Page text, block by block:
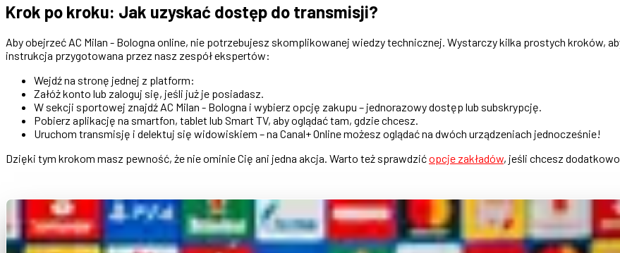
Krok po kroku: Jak uzyskać dostęp do transmisji?
Aby obejrzeć AC Milan - Bologna online, nie potrzebujesz skomplikowanej wiedzy technicznej. Wystarczy kilka prostych kroków,
instrukcja przygotowana przez nasz zespół ekspertów:
Wejdź na stronę jednej z platform:
Załóż konto lub zaloguj się, jeśli już je posiadasz.
W sekcji sportowej znajdź AC Milan - Bologna i wybierz opcję zakupu – jednorazowy dostęp lub subskrypcję.
Pobierz aplikację na smartfon, tablet lub Smart TV, aby oglądać tam, gdzie chcesz.
Uruchom transmisję i delektuj się widowiskiem – na Canal+ Online możesz oglądać na dwóch urządzeniach jednocześnie!
Dzięki tym krokom masz pewność, że nie ominie Cię ani jedna akcja. Warto też sprawdzićopcje zakładów, jeśli chcesz